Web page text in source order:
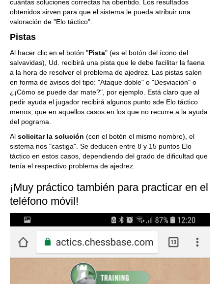
cuántas soluciones correctas ha obentido. Los resultados
obtenidos sirven para que el sistema le pueda atribuir una
valoración de "Elo táctico".
Pistas
Al hacer clic en el botón "Pista" (es el botón del ícono del
salvavidas), Ud. recibirá una pista que le debe facilitar la faena
a la hora de resolver el problema de ajedrez. Las pistas salen
en forma de avisos del tipo: "Ataque doble" o "Desviación" o
¿¡Cómo se puede dar mate?", por ejemplo. Está claro que al
pedir ayuda el jugador recibirá algunos punto sde Elo táctico
menos, que en aquellos casos en los que no recurre a la ayuda
del pograma.
Al solicitar la solución (con el botón el mismo nombre), el
sistema nos "castiga". Se deducen entre 8 y 15 puntos Elo
táctico en estos casos, dependiendo del grado de dificultad que
tenía el respectivo problema de ajedrez.
¡Muy práctico también para practicar en el
teléfono móvil!